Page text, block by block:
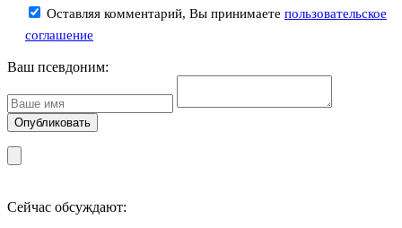
Оставляя комментарий, Вы принимаете пользовательское
соглашение
Ваш псевдоним:
Сейчас обсуждают: